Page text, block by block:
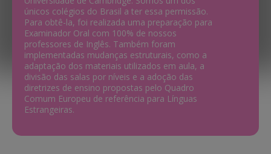
únicos colégios do Brasil a ter essa permissão.
Para obtê-la, foi realizada uma preparação para
Examinador Oral com 100% de nossos
professores de Inglês. Também foram
implementadas mudanças estruturais, como a
adaptação dos materiais utilizados em aula, a
divisão das salas por níveis e a adoção das
diretrizes de ensino propostas pelo Quadro
Comum Europeu de referência para Línguas
Estrangeiras.